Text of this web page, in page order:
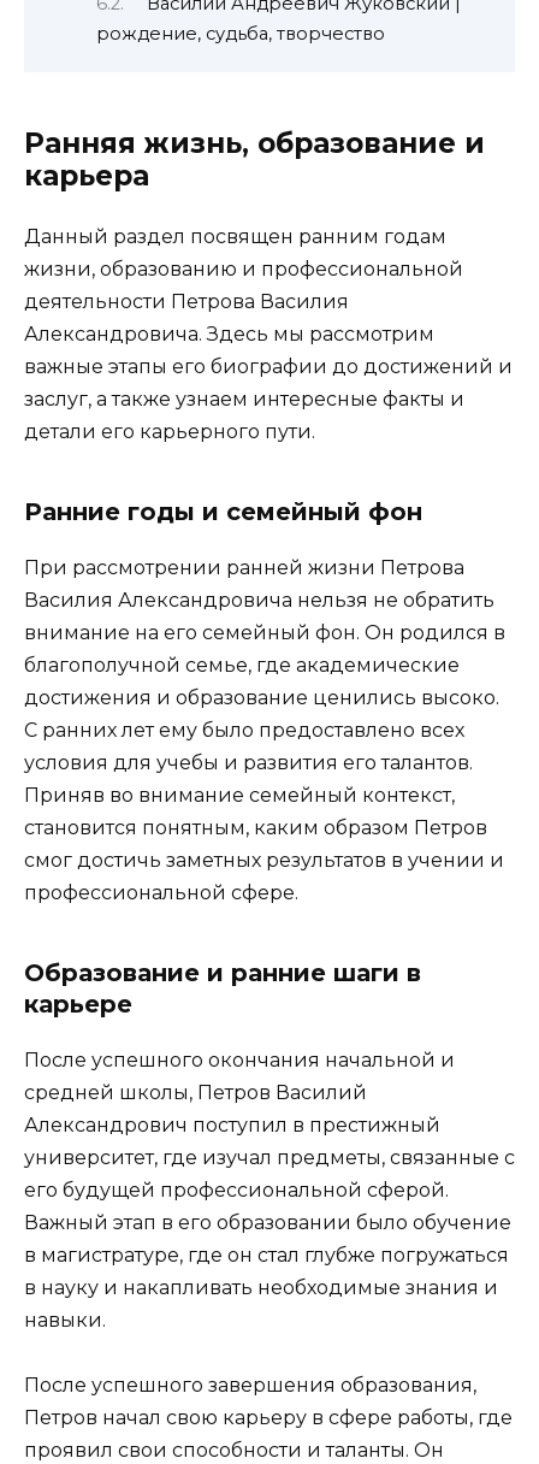
рождение, судьба, творчество
Ранняя жизнь, образование и
карьера
Данный раздел посвящен ранним годам
жизни, образованию и профессиональной
деятельности Петрова Василия
Александровича. Здесь мы рассмотрим
важные этапы его биографии до достижений и
заслуг, а также узнаем интересные факты и
детали его карьерного пути.
Ранние годы и семейный фон
При рассмотрении ранней жизни Петрова
Василия Александровича нельзя не обратить
внимание на его семейный фон. Он родился в
благополучной семье, где академические
достижения и образование ценились высоко.
С ранних лет ему было предоставлено всех
условия для учебы и развития его талантов.
Приняв во внимание семейный контекст,
становится понятным, каким образом Петров
смог достичь заметных результатов в учении и
профессиональной сфере.
Образование и ранние шаги в
карьере
После успешного окончания начальной и
средней школы, Петров Василий
Александрович поступил в престижный
университет, где изучал предметы, связанные с
его будущей профессиональной сферой.
Важный этап в его образовании было обучение
в магистратуре, где он стал глубже погружаться
в науку и накапливать необходимые знания и
навыки.
После успешного завершения образования,
Петров начал свою карьеру в сфере работы, где
проявил свои способности и таланты. Он